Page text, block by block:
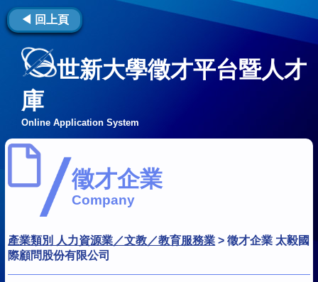
◀ 回上頁
世新大學徵才平台暨人才
庫
Online Application System
徵才企業
Company
產業類別 人力資源業／文教／教育服務業 >徵才企業 太毅國
際顧問股份有限公司